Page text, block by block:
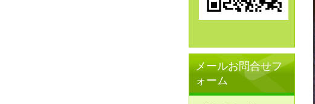
メールお問合せフ
ォーム